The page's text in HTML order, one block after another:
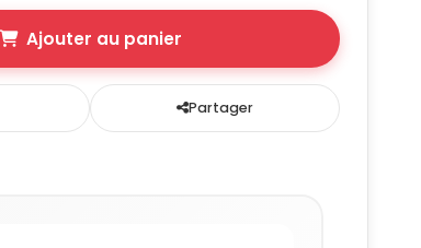
Ajouter au panier
Partager